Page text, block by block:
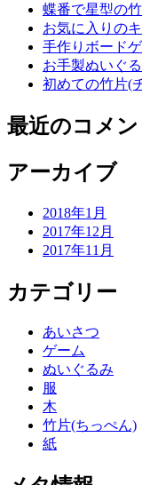
蝶番で星型の
お気に入りの
手作りボード
お手製ぬいぐ
初めての竹片(
最近のコメン
アーカイブ
2018年1月
2017年12月
2017年11月
カテゴリー
あいさつ
ゲーム
ぬいぐるみ
服
木
竹片(ちっぺん)
紙